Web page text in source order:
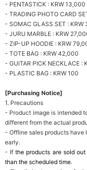
- PENTASTICK : KRW 13,000
- TRADING PHOTO CARD
- SOMAC GLASS SET : KRW
- JURU MARBLE : KRW
- ZIP-UP HOODIE : KRW
- TOTE BAG : KRW 42,000
- GUITAR PICK NECKLACE :
- PLASTIC BAG : KRW 100
[Purchasing Notice]
1. Precautions
- Product image is intended
different from the actual
- Offline sales products have
early.
- Ifthe products are sold
than the scheduled time.